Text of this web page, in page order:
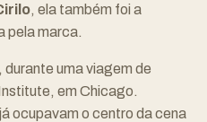
, ela também foi a
pela marca.
durante uma viagem de
em Chicago.
ocupavam o centro da cena